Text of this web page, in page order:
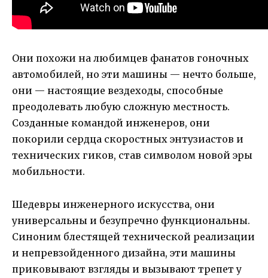
Они похожи на любимцев фанатов гоночных
автомобилей, но эти машины — нечто больше,
они — настоящие вездеходы, способные
преодолевать любую сложную местность.
Созданные командой инженеров, они
покорили сердца скоростных энтузиастов и
технических гиков, став символом новой эры
мобильности.
Шедевры инженерного искусства, они
универсальны и безупречно функциональны.
Синоним блестящей технической реализации
и непревзойденного дизайна, эти машины
приковывают взгляды и вызывают трепет у